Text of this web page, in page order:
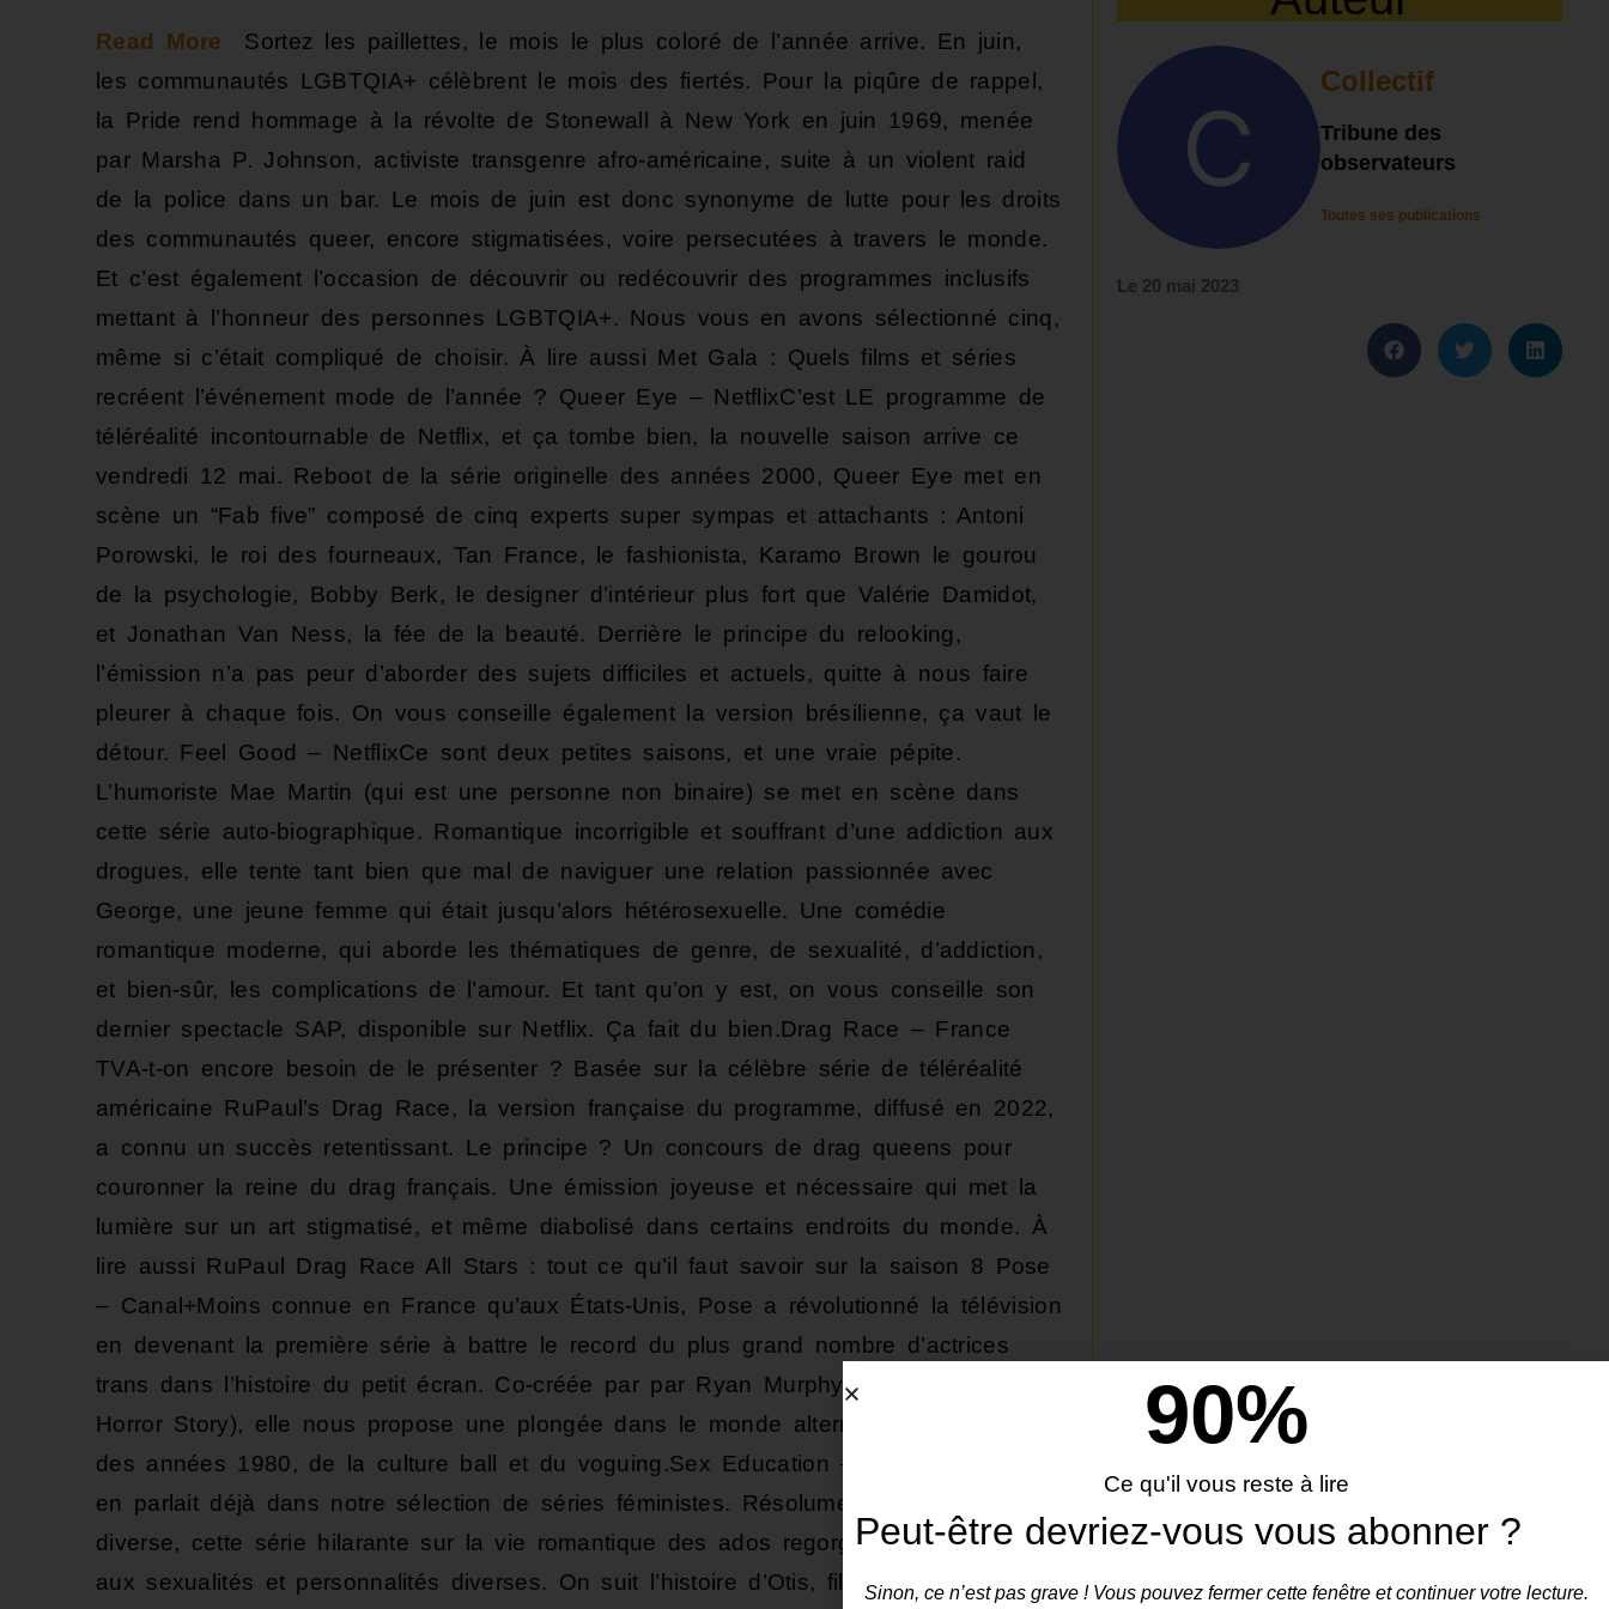
Read More Sortez les paillettes, le mois le plus coloré de l’année arrive. En juin,
les communautés LGBTQIA+ célèbrent le mois des fiertés. Pour la piqûre de rappel,
la Pride rend hommage à la révolte de Stonewall à New York en juin 1969, menée
par Marsha P. Johnson, activiste transgenre afro-américaine, suite à un violent raid
de la police dans un bar. Le mois de juin est donc synonyme de lutte pour les droits
des communautés queer, encore stigmatisées, voire persecutées à travers le monde.
Et c’est également l’occasion de découvrir ou redécouvrir des programmes inclusifs
mettant à l’honneur des personnes LGBTQIA+. Nous vous en avons sélectionné cinq,
même si c’était compliqué de choisir. À lire aussi Met Gala : Quels films et séries
recréent l’événement mode de l’année ? Queer Eye – NetflixC’est LE programme de
téléréalité incontournable de Netflix, et ça tombe bien, la nouvelle saison arrive ce
vendredi 12 mai. Reboot de la série originelle des années 2000, Queer Eye met en
scène un “Fab five” composé de cinq experts super sympas et attachants : Antoni
Porowski, le roi des fourneaux, Tan France, le fashionista, Karamo Brown le gourou
de la psychologie, Bobby Berk, le designer d’intérieur plus fort que Valérie Damidot,
et Jonathan Van Ness, la fée de la beauté. Derrière le principe du relooking,
l’émission n’a pas peur d’aborder des sujets difficiles et actuels, quitte à nous faire
pleurer à chaque fois. On vous conseille également la version brésilienne, ça vaut le
détour. Feel Good – NetflixCe sont deux petites saisons, et une vraie pépite.
L’humoriste Mae Martin (qui est une personne non binaire) se met en scène dans
cette série auto-biographique. Romantique incorrigible et souffrant d’une addiction aux
drogues, elle tente tant bien que mal de naviguer une relation passionnée avec
George, une jeune femme qui était jusqu’alors hétérosexuelle. Une comédie
romantique moderne, qui aborde les thématiques de genre, de sexualité, d’addiction,
et bien-sûr, les complications de l’amour. Et tant qu’on y est, on vous conseille son
dernier spectacle SAP, disponible sur Netflix. Ça fait du bien.Drag Race – France
TVA-t-on encore besoin de le présenter ? Basée sur la célèbre série de téléréalité
américaine RuPaul’s Drag Race, la version française du programme, diffusé en 2022,
a connu un succès retentissant. Le principe ? Un concours de drag queens pour
couronner la reine du drag français. Une émission joyeuse et nécessaire qui met la
lumière sur un art stigmatisé, et même diabolisé dans certains endroits du monde. À
lire aussi RuPaul Drag Race All Stars : tout ce qu’il faut savoir sur la saison 8 Pose
– Canal+Moins connue en France qu’aux États-Unis, Pose a révolutionné la télévision
en devenant la première série à battre le record du plus grand nombre d’actrices
trans dans l’histoire du petit écran. Co-créée par par Ryan Murphy (Glee, American
Horror Story), elle nous propose une plongée dans le monde alternatif du New York
des années 1980, de la culture ball et du voguing.Sex Education – NetflixOn vous
en parlait déjà dans notre sélection de séries féministes. Résolument inclusive et
diverse, cette série hilarante sur la vie romantique des ados regorge de personnages
aux sexualités et personnalités diverses. On suit l’histoire d’Otis, fils d’une sexologue
Collectif
Tribune des
observateurs
Toutes ses publications
Le 20 mai 2023
Ce qu'il vous reste à lire
90%
Peut-être devriez-vous vous abonner ?
Sinon, ce n’est pas grave ! Vous pouvez fermer cette fenêtre et continuer votre lecture.